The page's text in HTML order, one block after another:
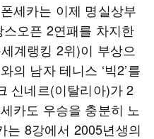
세카는 이제 명실상부
오픈 2연패를 차지한
계랭킹 2위)이 부상으
의 남자 테니스 ‘빅2’를
신네르(이탈리아)가 2
카도 우승을 충분히 노
는 8강에서 2005년생의